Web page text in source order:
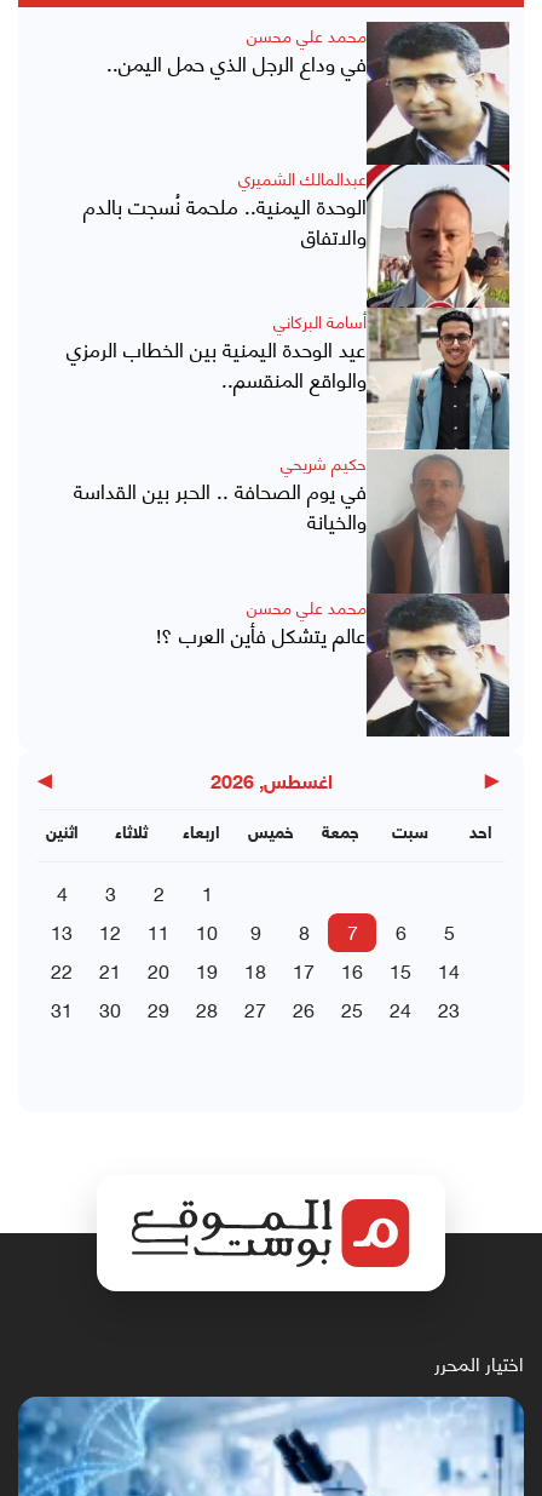
محمد علي محسن
في وداع الرجل الذي حمل اليمن..
عبدالمالك الشميري
الوحدة اليمنية.. ملحمة نُسجت بالدم
والاتفاق
أسامة البركاني
عيد الوحدة اليمنية بين الخطاب الرمزي
والواقع المنقسم..
حكيم شريحي
في يوم الصحافة .. الحبر بين القداسة
والخيانة
محمد علي محسن
عالم يتشكل فأين العرب ؟!
◀ اغسطس, 2026 ▶
اثنين ثلاثاء اربعاء خميس جمعة سبت احد
1
2
3
4
5
6
7
8
9
10
11
12
13
14
15
16
17
18
19
20
21
22
23
24
25
26
27
28
29
30
31
اختيار المحرر